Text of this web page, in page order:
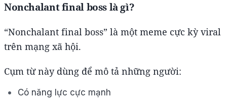
Nonchalant final boss là gì?
“Nonchalant final boss” là một meme cực kỳ viral
trên mạng xã hội.
Cụm từ này dùng để mô tả những người:
Có năng lực cực mạnh